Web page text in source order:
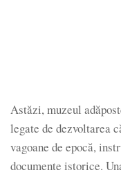
Astăzi, muzeul
legate de dezvoltarea
vagoane de epocă,
documente istorice.